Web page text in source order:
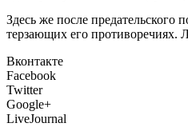
Здесь же после
терзающих его противоречиях.
Вконтакте
Facebook
Twitter
Google+
LiveJournal